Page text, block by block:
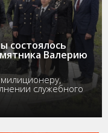
состоялось
Валерию
служебного